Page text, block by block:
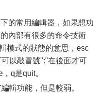
的常用編輯器，如果想功
內部有很多的命令技術
模式的狀態的意思，esc
以敲冒號":"在後面才可
q是quit。
輯功能，但是較弱。